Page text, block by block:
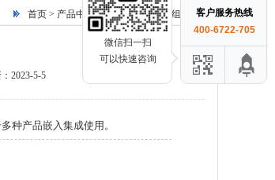
首页 > 产品中心>多功能读写器模组 > 正文
2023-5-5
种产品嵌入集成使用。
客户服务热线
400-6722-705
微信扫一扫
可以快速咨询